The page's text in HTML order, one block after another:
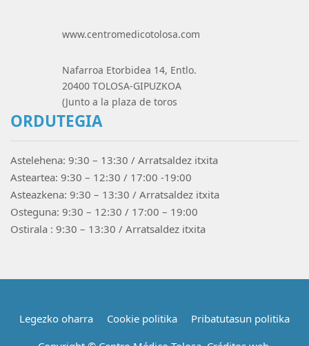
www.centromedicotolosa.com
Nafarroa Etorbidea 14, Entlo.
20400 TOLOSA-GIPUZKOA
(Junto a la plaza de toros
ORDUTEGIA
Astelehena: 9:30 – 13:30 / Arratsaldez itxita
Asteartea: 9:30 – 12:30 / 17:00 -19:00
Asteazkena: 9:30 – 13:30 / Arratsaldez itxita
Osteguna: 9:30 – 12:30 / 17:00 – 19:00
Ostirala : 9:30 – 13:30 / Arratsaldez itxita
Legezko oharra Cookie politika
Pribatutasun politika